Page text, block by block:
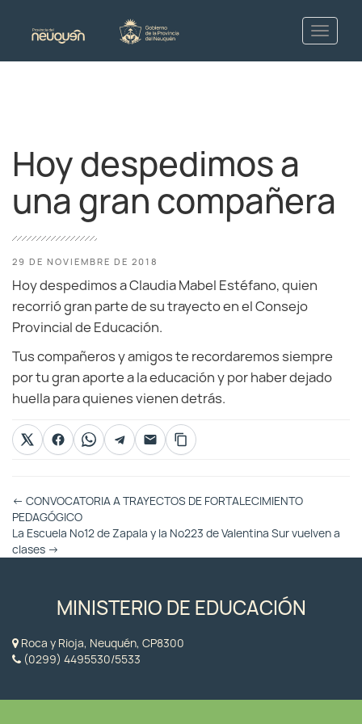
Hoy despedimos a
una gran compañera
29 DE NOVIEMBRE DE 2018
Hoy despedimos a Claudia Mabel Estéfano, quien
recorrió gran parte de su trayecto en el Consejo
Provincial de Educación.
Tus compañeros y amigos te recordaremos siempre
por tu gran aporte a la educación y por haber dejado
huella para quienes vienen detrás.
Otras
Entradas
← CONVOCATORIA A TRAYECTOS DE FORTALECIMIENTO
PEDAGÓGICO
La Escuela Nº12 de Zapala y la Nº223 de Valentina Sur vuelven a
clases →
MINISTERIO DE EDUCACIÓN
Roca y Rioja, Neuquén, CP8300
(0299) 4495530/5533